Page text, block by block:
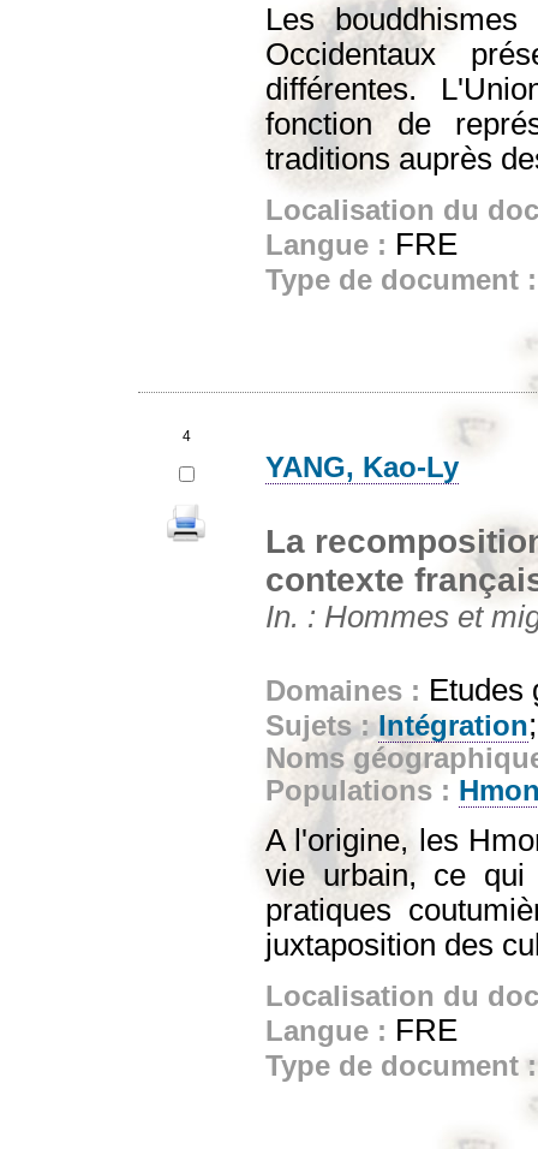
Les
Occidentaux
différentes.
fonction de
traditions auprès
Localisation du
Langue : FRE
Type de document
4
YANG, Kao-Ly
La
contexte
In. : Hommes et
Domaines : Etudes
Sujets :Intégration
Noms
Populations :
A l'origine, les
vie urbain, ce qui
pratiques
juxtaposition des
Localisation du
Langue : FRE
Type de document